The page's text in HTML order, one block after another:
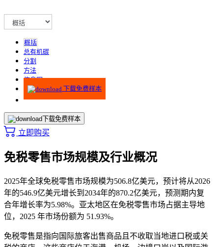
概括
总有机碳
分割
方法
信息图
下载免费样本
下载免费样本
立即购买
免税零售市场规模及行业概况
2025年全球免税零售市场规模为506.8亿美元，预计将从2026
年的546.9亿美元增长到2034年的870.2亿美元，预测期内复
合年增长率为5.98%。亚太地区在免税零售市场占据主导地
位，2025 年市场份额为 51.93%。
免税零售是指向国际旅客出售商品且不收取当地进口税或关